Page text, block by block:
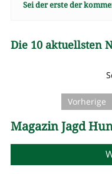
Sei der erste der
Die 10 aktuellsten
Vorherige
Magazin Jagd